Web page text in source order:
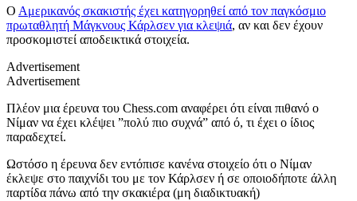
Ο Αμερικανός σκακιστής έχει κατηγορηθεί από τον παγκόσμιο
πρωταθλητή Μάγκνους Κάρλσεν για κλεψιά, αν και δεν έχουν
προσκομιστεί αποδεικτικά στοιχεία.
Advertisement
Advertisement
Πλέον μια έρευνα του Chess.com αναφέρει ότι είναι πιθανό ο
Nίμαν να έχει κλέψει ”πολύ πιο συχνά” από ό, τι έχει ο ίδιος
παραδεχτεί.
Ωστόσο η έρευνα δεν εντόπισε κανένα στοιχείο ότι ο Νίμαν
έκλεψε στο παιχνίδι του με τον Κάρλσεν ή σε οποιοδήποτε άλλη
παρτίδα πάνω από την σκακιέρα (μη διαδικτυακή)